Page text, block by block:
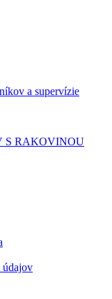
a supervízie
S RAKOVINOU
údajov